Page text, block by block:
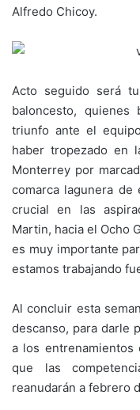
Alfredo Chicoy.
Acto seguido será
baloncesto,
triunfo ante el
haber tropezado en
Monterrey por
comarca lagunera de
crucial en las
Martin, hacia el Ocho
es muy importante
estamos trabajando
Al concluir esta
descanso, para darle
a los entrenamientos
que las
reanudarán a febrero